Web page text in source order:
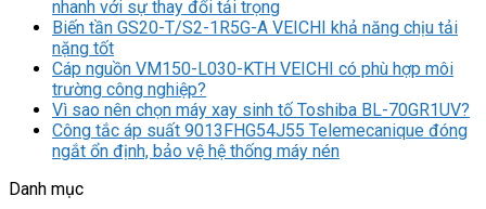
nhanh với sự thay đổi tải trọng
Biến tần GS20-T/S2-1R5G-A VEICHI khả năng chịu tải
nặng tốt
Cáp nguồn VM150-L030-KTH VEICHI có phù hợp môi
trường công nghiệp?
Vì sao nên chọn máy xay sinh tố Toshiba BL-70GR1UV?
Công tắc áp suất 9013FHG54J55 Telemecanique đóng
ngắt ổn định, bảo vệ hệ thống máy nén
Danh mục